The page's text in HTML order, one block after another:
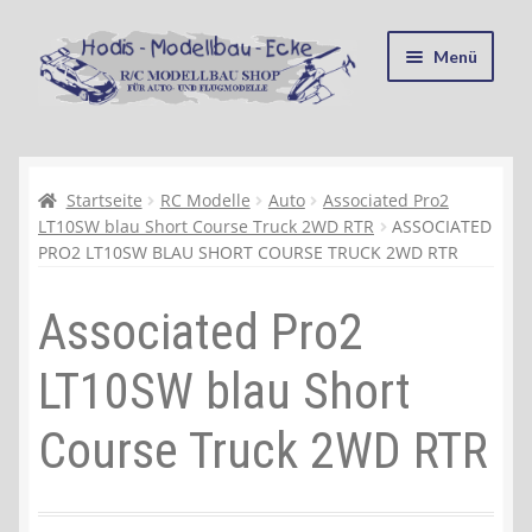
Zur
Navigation
springen
Zum
Inhalt
springen
Menü
Kasse
Mein Konto
Recycling, Entsorgung und Umwelt
Shop
Warenkorb
Ablauf einer Bestellung
Startseite RC Modelle Auto
Associated Pro2
LT10SW blau Short Course Truck 2WD RTR
ASSOCIATED
PRO2 LT10SW BLAU SHORT COURSE TRUCK 2WD RTR
Associated Pro2
LT10SW blau Short
Course Truck 2WD RTR